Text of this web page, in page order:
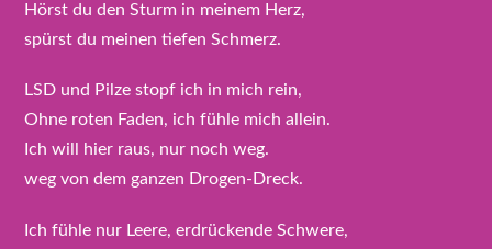
Hörst du den Sturm in meinem Herz,
spürst du meinen tiefen Schmerz.
LSD und Pilze stopf ich in mich rein,
Ohne roten Faden, ich fühle mich allein.
Ich will hier raus, nur noch weg.
weg von dem ganzen Drogen-Dreck.
Ich fühle nur Leere, erdrückende Schwere,